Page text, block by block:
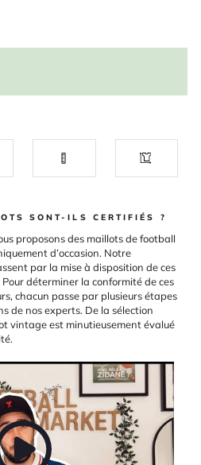
SONT-ILS CERTIFIÉS ?
proposons des maillots de football
d’occasion. Notre
par la mise à disposition de ces
Pour déterminer la conformité de ces
chacun passe par plusieurs étapes
de nos experts. De la sélection
vintage est minutieusement évalué